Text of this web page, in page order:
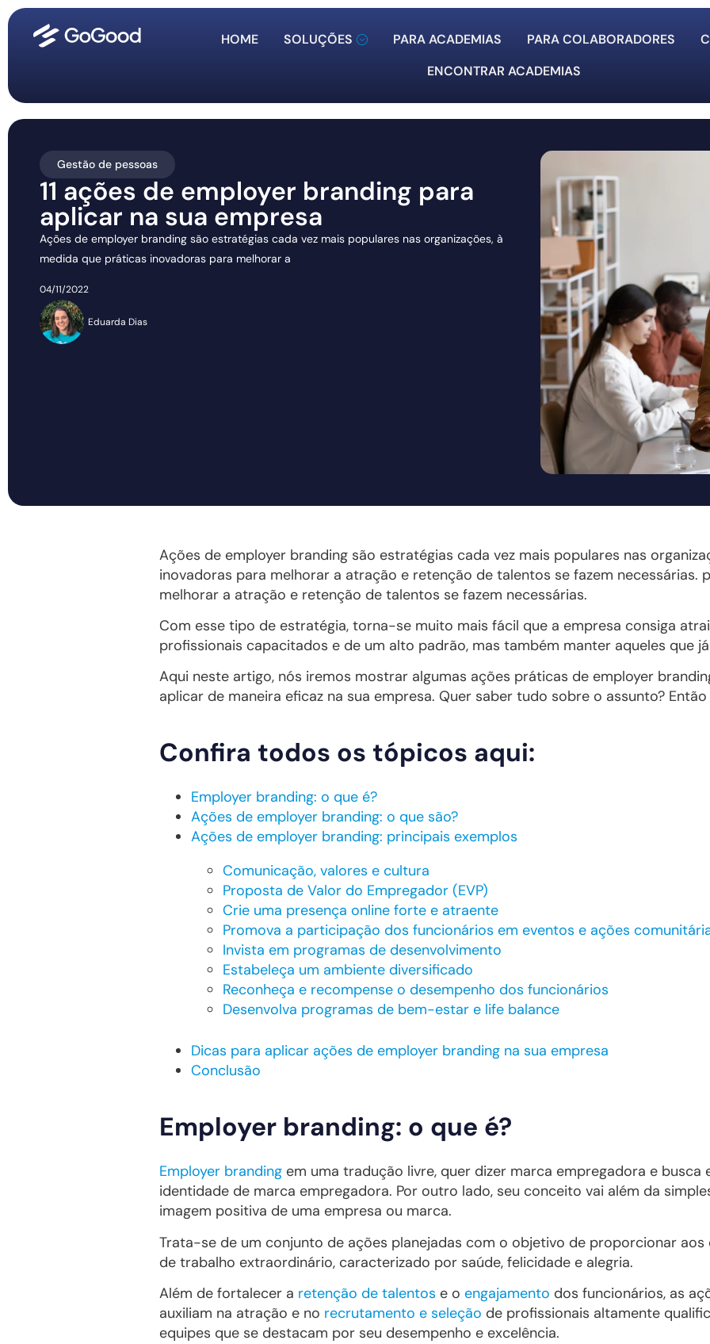
HOME SOLUÇÕES PARA ACADEMIAS PARA COLABORADORES
ENCONTRAR ACADEMIAS
Gestão de pessoas
11 ações de employer branding para
aplicar na sua empresa
Ações de employer branding são estratégias cada vez mais populares nas organizações, à
medida que práticas inovadoras para melhorar a
04/11/2022
Eduarda Dias
Ações de employer branding são estratégias cada vez mais populares nas
inovadoras para melhorar a atração e retenção de talentos se fazem necessárias.
melhorar a atração e retenção de talentos se fazem necessárias.
Com esse tipo de estratégia, torna-se muito mais fácil que a empresa consiga
profissionais capacitados e de um alto padrão, mas também manter aqueles que
Aqui neste artigo, nós iremos mostrar algumas ações práticas de employer
aplicar de maneira eficaz na sua empresa. Quer saber tudo sobre o assunto?
Confira todos os tópicos aqui:
Employer branding: o que é?
Ações de employer branding: o que são?
Ações de employer branding: principais exemplos
Comunicação, valores e cultura
Proposta de Valor do Empregador (EVP)
Crie uma presença online forte e atraente
Promova a participação dos funcionários em eventos e ações
Invista em programas de desenvolvimento
Estabeleça um ambiente diversificado
Reconheça e recompense o desempenho dos funcionários
Desenvolva programas de bem-estar e life balance
Dicas para aplicar ações de employer branding na sua empresa
Conclusão
Employer branding: o que é?
Employer brandingem uma tradução livre, quer dizer marca empregadora e busca
identidade de marca empregadora. Por outro lado, seu conceito vai além da
imagem positiva de uma empresa ou marca.
Trata-se de um conjunto de ações planejadas com o objetivo de proporcionar
de trabalho extraordinário, caracterizado por saúde, felicidade e alegria.
Além de fortalecer a retenção de talentos e o engajamento dos funcionários, as
auxiliam na atração e no recrutamento e seleção de profissionais altamente
equipes que se destacam por seu desempenho e excelência.